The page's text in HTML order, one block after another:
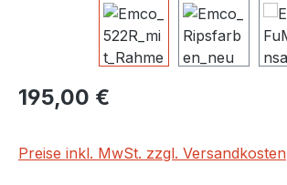
Regulärer Preis:
195,00 €
Preise inkl. MwSt. zzgl. Versandkosten